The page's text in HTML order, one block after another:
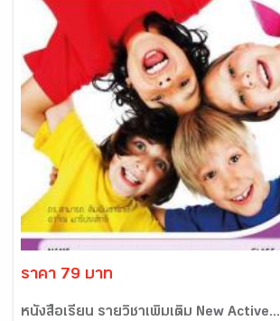
ราคา 79 บาท
หนังสือเรียน รายวิชาเพิ่มเติม New Active...